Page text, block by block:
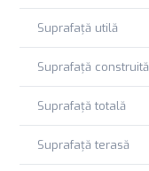
Suprafață utilă
Suprafață construită
Suprafață totală
Suprafață terasă